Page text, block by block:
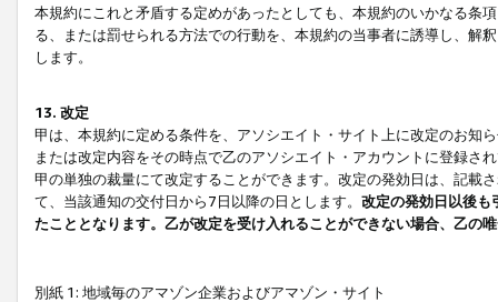
本規約にこれと矛盾する定めがあったとしても、本規約のいかなる条
る、または罰せられる方法での行動を、本規約の当事者に誘導し、解
します。
13. 改定
甲は、本規約に定める条件を、アソシエイト・サイト上に改定のお知
または改定内容をその時点で乙のアソシエイト・アカウントに登録さ
甲の単独の裁量にて改定することができます。改定の発効日は、記載
て、当該通知の交付日から7日以降の日とします。 改定の発効日以後も
たこととなります。乙が改定を受け入れることができない場合、乙の
別紙 1: 地域毎のアマゾン企業およびアマゾン・サイト